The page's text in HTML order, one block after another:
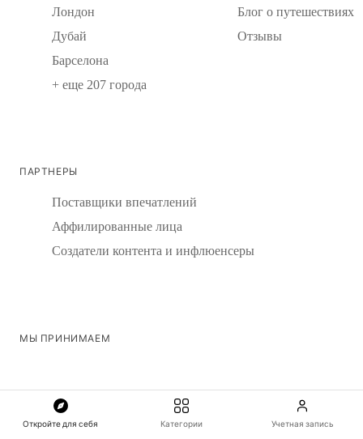
Откройте для себя Категории Учетная запись
Лондон
Дубай
Барселона
+ еще 207 города
Блог о путешествиях
Отзывы
ПАРТНЕРЫ
Поставщики впечатлений
Аффилированные лица
Создатели контента и инфлюенсеры
МЫ ПРИНИМАЕМ